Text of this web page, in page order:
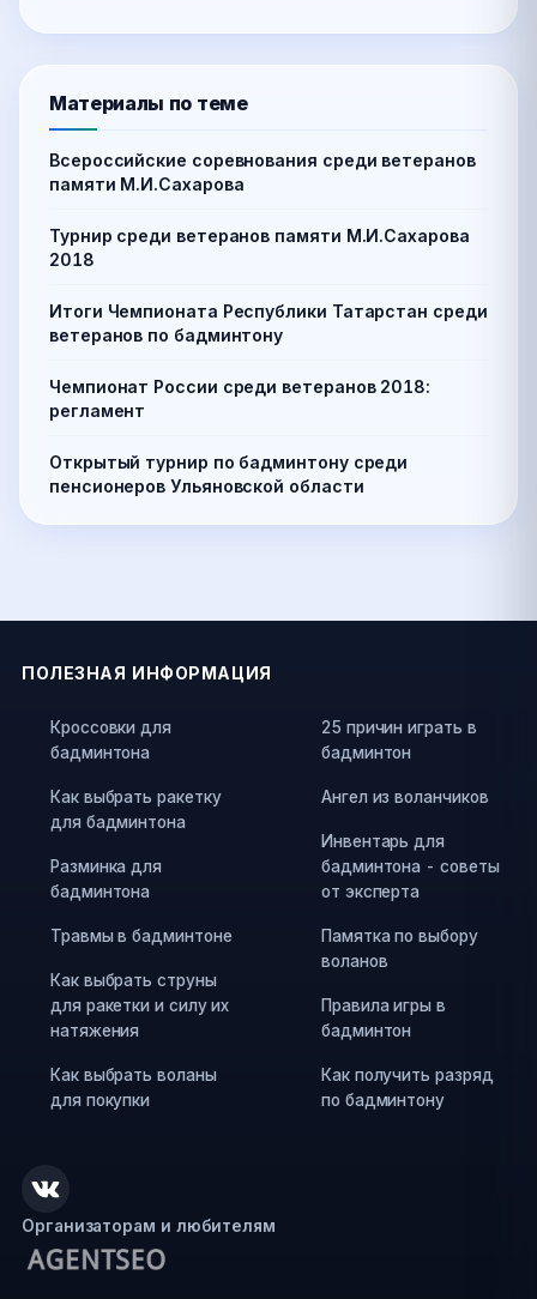
Материалы по теме
Всероссийские соревнования среди ветеранов
памяти М.И.Сахарова
Турнир среди ветеранов памяти М.И.Сахарова
2018
Итоги Чемпионата Республики Татарстан среди
ветеранов по бадминтону
Чемпионат России среди ветеранов 2018:
регламент
Открытый турнир по бадминтону среди
пенсионеров Ульяновской области
ПОЛЕЗНАЯ ИНФОРМАЦИЯ
Кроссовки для
бадминтона
Как выбрать ракетку
для бадминтона
Разминка для
бадминтона
Травмы в бадминтоне
Как выбрать струны
для ракетки и силу их
натяжения
Как выбрать воланы
для покупки
25 причин играть в
бадминтон
Ангел из воланчиков
Инвентарь для
бадминтона - советы
от эксперта
Памятка по выбору
воланов
Правила игры в
бадминтон
Как получить разряд
по бадминтону
Организаторам и любителям